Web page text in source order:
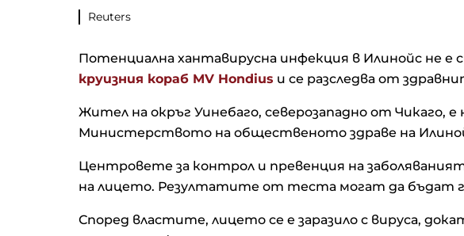
Reuters
Потенциална хантавирусна инфекция в Илинойс не е
круизния кораб MV Hondius и се разследва от
Жител на окръг Уинебаго, северозападно от Чикаго,
Министерството на общественото здраве на
Центровете за контрол и превенция на
на лицето. Резултатите от теста могат да бъдат
Според властите, лицето се е заразило с вируса,